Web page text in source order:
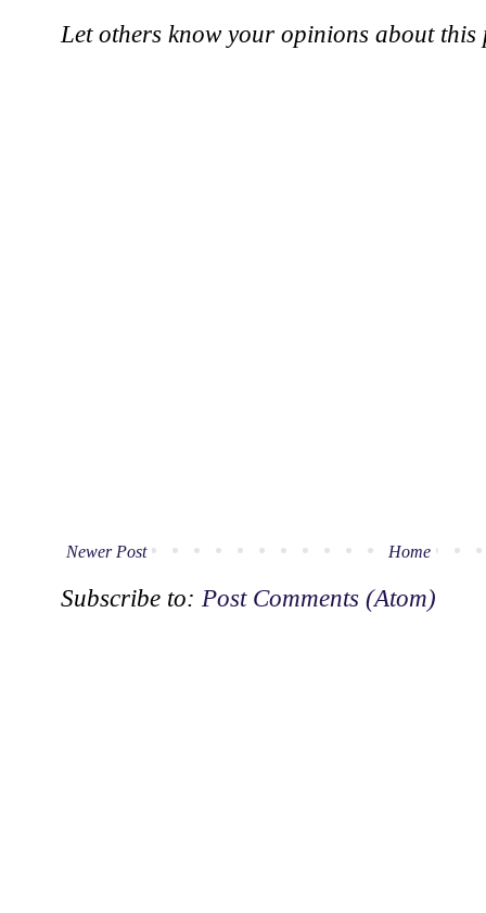
Let others know your opinions about this
Newer Post Home
Subscribe to: Post Comments (Atom)